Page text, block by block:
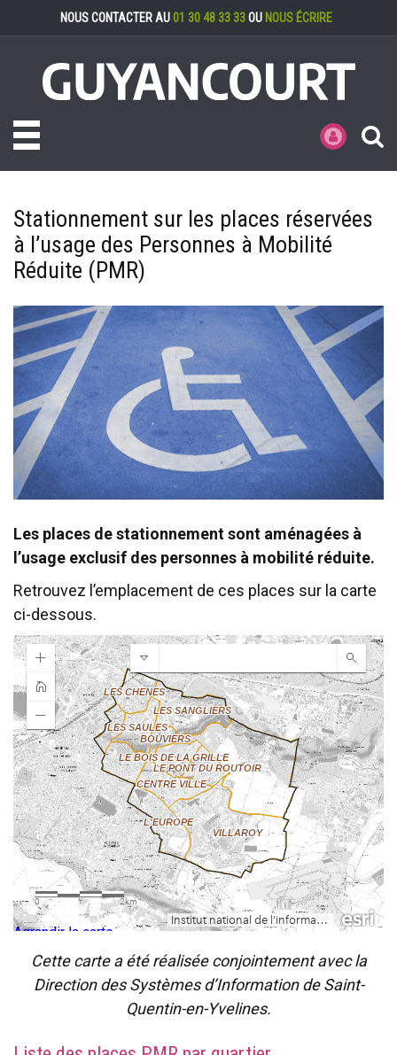
NOUS CONTACTER AU 01 30 48 33 33OU NOUS ÉCRIRE
Toggle navigation MES
Stationnement sur les places réservées
à l’usage des Personnes à Mobilité
Réduite (PMR)
Les places de stationnement sont aménagées à
l’usage exclusif des personnes à mobilité réduite.
Retrouvez l’emplacement de ces places sur la carte
ci-dessous.
Agrandir la carte
Cette carte a été réalisée conjointement avec la
Direction des Systèmes d’Information de Saint-
Quentin-en-Yvelines.